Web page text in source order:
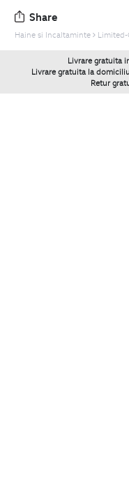
Share
Haine si Incaltaminte
Livrare gratuita
Livrare gratuita la domiciliu
Retur